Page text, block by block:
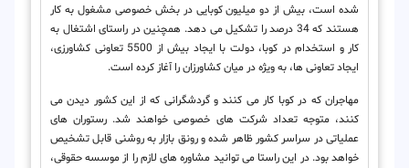
شده است، بیش از دو میلیون کوبایی در بخش خصوصی مشغول به کار
هستند که 34 درصد را تشکیل می دهد. همچنین در راستای اشتغال به
کار و استخدام در کوبا، دولت با ایجاد بیش از 5500 تعاونی کشاورزی،
ایجاد تعاونی ها، به ویژه در میان کشاورزان را آغاز کرده است.
مهاجران که در کوبا کار می کنند و گردشگرانی که از این کشور دیدن می
کنند، متوجه تعداد شرکت های خصوصی خواهند شد. رستوران های
عملیاتی در سراسر کشور ظاهر شده و رونق بازار به روشنی قابل تشخیص
خواهد بود. در این راستا می توانید مشاوره های لازم را از موسسه حقوقی،